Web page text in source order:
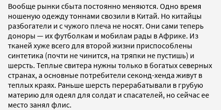
Вообще рынки сбыта постоянно меняются. Одно время
ношеную одежду тоннами свозили в Китай. Но китайцы
разбогатели и с чужого плеча не носят. Они сами теперь
доноры — их футболкам и мобилам рады в Африке. Из
тканей хуже всего для второй жизни приспособлены
синтетика (почти не чинится, на тряпки не пустишь) и
шерсть. Теплые свитера нужны только в богатых северных
странах, а основные потребители секонд-хенда живут в
теплых краях. Раньше шерсть перерабатывали в грубую
материю для одеял для солдат и спасателей, но сейчас ее
место занял флис.